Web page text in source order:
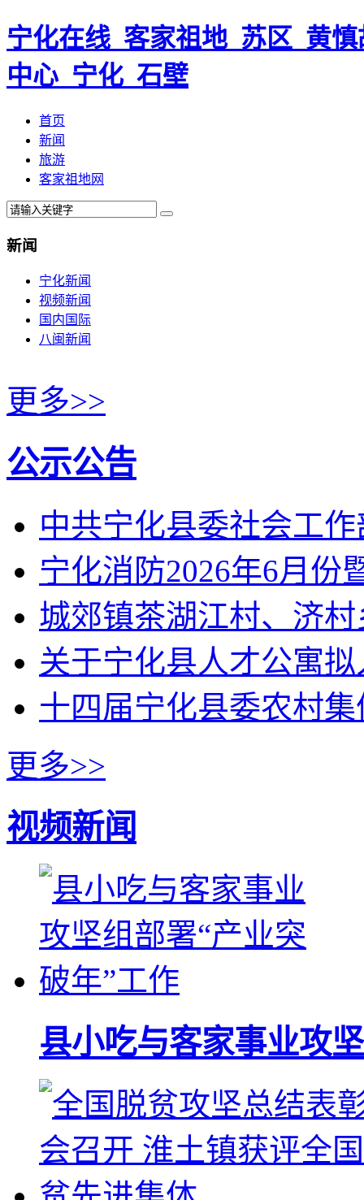
宁化在线_客家祖地_苏区_黄
中心_宁化_石壁
首页
新闻
旅游
客家祖地网
新闻
宁化新闻
视频新闻
国内国际
八闽新闻
更多>>
公示公告
中共宁化县委社会工
宁化消防2026年6月
城郊镇茶湖江村、济
关于宁化县人才公寓
十四届宁化县委农村
更多>>
视频新闻
县小吃与客家事业攻